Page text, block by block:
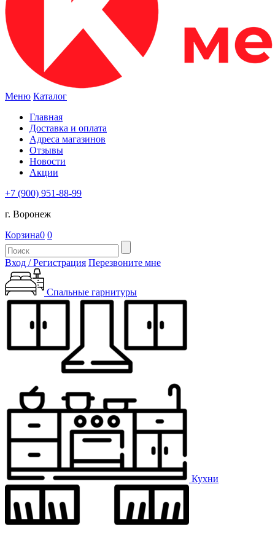
Меню Каталог
Главная
Доставка и оплата
Адреса магазинов
Отзывы
Новости
Акции
+7 (900) 951-88-99
г. Воронеж
Корзина0 0
Вход / Регистрация Перезвоните мне
Спальные гарнитуры
Кухни